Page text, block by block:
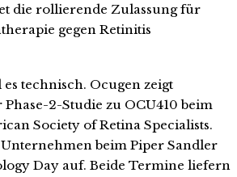
die rollierende Zulassung für
gegen Retinitis
technisch. Ocugen zeigt
2-Studie zu OCU410 beim
Society of Retina Specialists.
beim Piper Sandler
Day auf. Beide Termine liefern